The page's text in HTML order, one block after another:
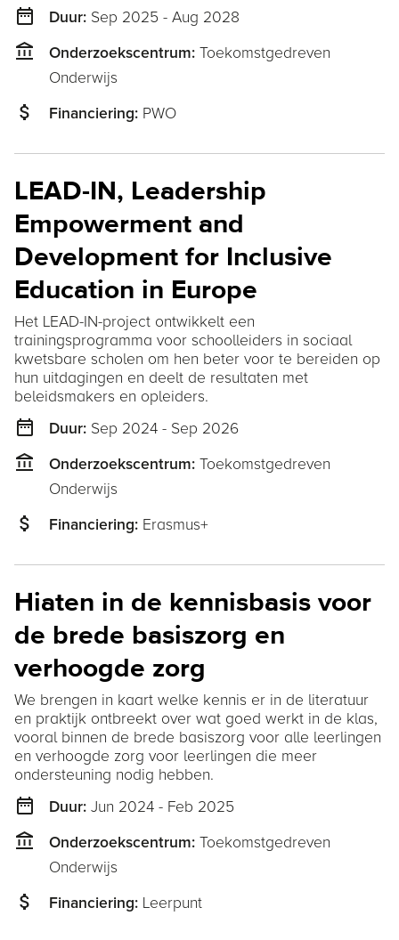
date_range Duur: Sep 2025 - Aug 2028
account_balance Onderzoekscentrum: Toekomstgedreven
Onderwijs
attach_money Financiering: PWO
LEAD-IN, Leadership
Empowerment and
Development for Inclusive
Education in Europe
Het LEAD-IN-project ontwikkelt een
trainingsprogramma voor schoolleiders in sociaal
kwetsbare scholen om hen beter voor te bereiden op
hun uitdagingen en deelt de resultaten met
beleidsmakers en opleiders.
date_range Duur: Sep 2024 - Sep 2026
account_balance Onderzoekscentrum: Toekomstgedreven
Onderwijs
attach_money Financiering: Erasmus+
Hiaten in de kennisbasis voor
de brede basiszorg en
verhoogde zorg
We brengen in kaart welke kennis er in de literatuur
en praktijk ontbreekt over wat goed werkt in de klas,
vooral binnen de brede basiszorg voor alle leerlingen
en verhoogde zorg voor leerlingen die meer
ondersteuning nodig hebben.
date_range Duur: Jun 2024 - Feb 2025
account_balance Onderzoekscentrum: Toekomstgedreven
Onderwijs
attach_money Financiering: Leerpunt